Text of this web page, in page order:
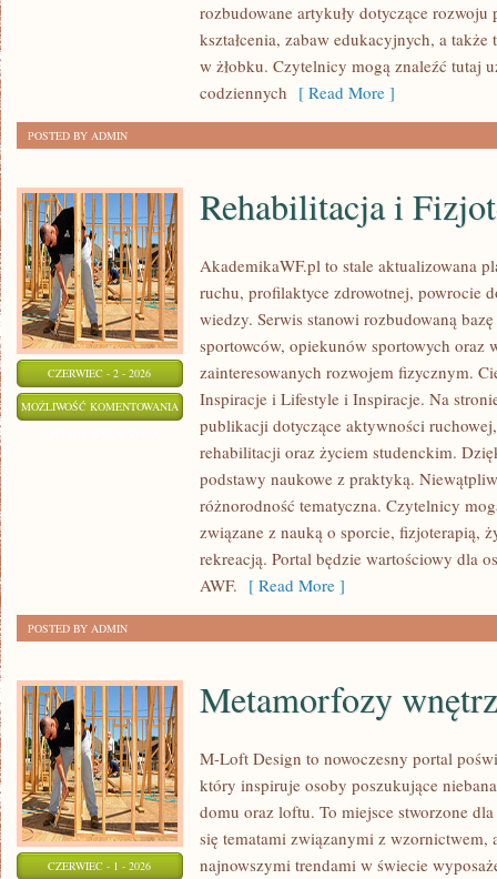
rozbudowane artykuły dotyczące rozwoju
kształcenia, zabaw edukacyjnych, a
w żłobku. Czytelnicy mogą znaleźć tutaj
codziennych [ Read More ]
POSTED BY ADMIN
CZERWIEC - 2 - 2026
MOŻLIWOŚĆ KOMENTOWANIA REHABILITACJA
FIZJOTERAPIA
Rehabilitacja i
AkademikaWF.pl to stale aktualizowana
ruchu, profilaktyce zdrowotnej, powrocie
wiedzy. Serwis stanowi rozbudowaną
sportowców, opiekunów sportowych oraz
zainteresowanych rozwojem fizycznym.
Inspiracje i Lifestyle i Inspiracje. Na
publikacji dotyczące aktywności
rehabilitacji oraz życiem studenckim.
podstawy naukowe z praktyką.
różnorodność tematyczna. Czytelnicy
związane z nauką o sporcie, fizjoterapią,
rekreacją. Portal będzie wartościowy dla
AWF. [ Read More ]
POSTED BY ADMIN
CZERWIEC - 1 - 2026
Metamorfozy wnętrz
M-Loft Design to nowoczesny portal
który inspiruje osoby poszukujące
domu oraz loftu. To miejsce stworzone
się tematami związanymi z wzornictwem,
najnowszymi trendami w świecie